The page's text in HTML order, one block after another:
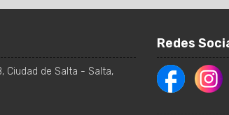
, Ciudad de Salta - Salta,
Redes